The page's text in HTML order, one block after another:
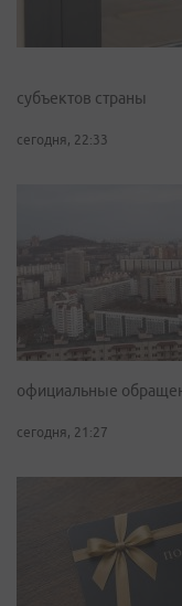
субъектов страны
сегодня, 22:33
официальные
сегодня, 21:27